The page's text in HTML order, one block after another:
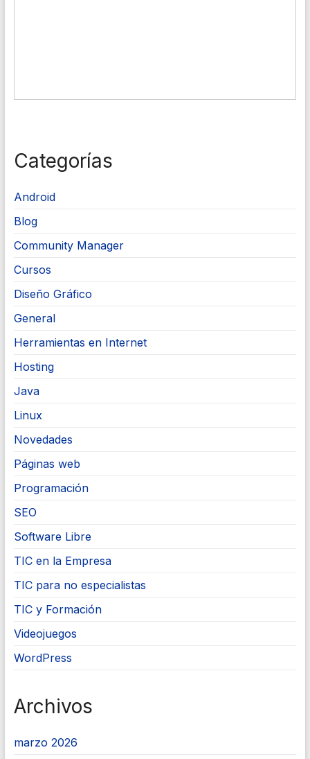
Categorías
Android
Blog
Community Manager
Cursos
Diseño Gráfico
General
Herramientas en Internet
Hosting
Java
Linux
Novedades
Páginas web
Programación
SEO
Software Libre
TIC en la Empresa
TIC para no especialistas
TIC y Formación
Videojuegos
WordPress
Archivos
marzo 2026